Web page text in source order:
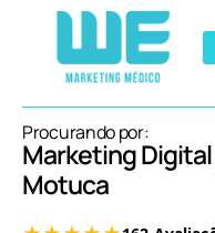
Procurando por:
Marketing
Motuca